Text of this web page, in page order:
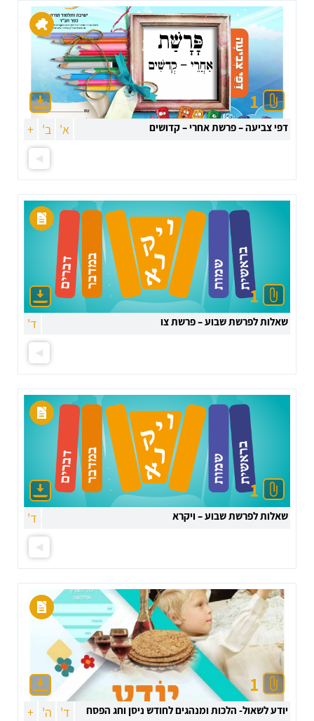
1
דפי צביעה – פרשת אחרי – קדושים א' ב' +
1
שאלות לפרשת שבוע – פרשת צו ד'
1
שאלות לפרשת שבוע – ויקרא ד'
1
יודע לשאול- הלכות ומנהגים לחודש ניסן וחג הפסח ד' ה' +